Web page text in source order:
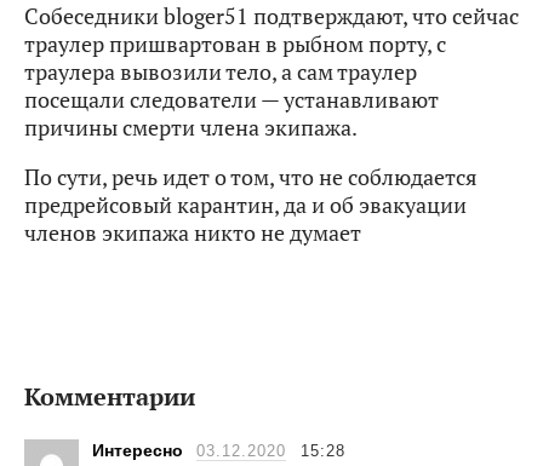
Собеседники bloger51 подтверждают, что сейчас
траулер пришвартован в рыбном порту, с
траулера вывозили тело, а сам траулер
посещали следователи — устанавливают
причины смерти члена экипажа.
По сути, речь идет о том, что не соблюдается
предрейсовый карантин, да и об эвакуации
членов экипажа никто не думает
Комментарии
Интересно 03.12.2020 15:28